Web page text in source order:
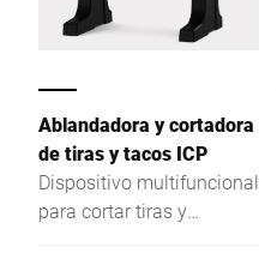
ya sean frescos,
congelados o ahumados,
con un peso uniforme,
como las chuletas.
Ablandadora y cortadora
de tiras y tacos ICP
Dispositivo multifuncional
para cortar tiras y